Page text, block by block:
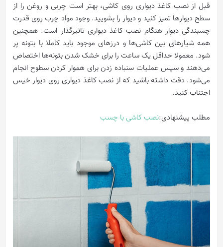
قبل از نصب کاغذ دیواری روی کاشی، بهتر است چربی و روغن را از
سطح دیوارها تمیز کنید و دیوار را بشویید. وجود مواد چرب روی قدرت
چسبندگی دیوار هنگام نصب کاغذ دیواری تاثیرگذار است. همچنین
همه شیارهای بین کاشی‌ها و درزهای موجود باید کاملا با بتونه پر
شود. معمولا حداقل یک ساعت را برای خشک شدن بتونه‌ها اختصاص
می‌دهند و سپس عملیات سنباده زدن برای هموار کردن سطوح انجام
می‌شود. دقت داشته باشید که از نصب کاغذ دیواری روی دیوار خیس
اجتناب کنید.
مطلب پیشنهادی:نصب کاشی با چسب